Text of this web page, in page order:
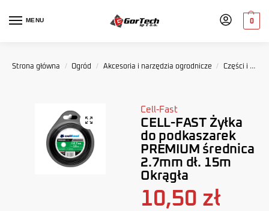
MENU 0
Strona główna / Ogród / Akcesoria i narzędzia ogrodnicze / Części i akcesoria ogrodnicze
Cell-Fast
CELL-FAST Żyłka
do podkaszarek
PREMIUM średnica
2.7mm dł. 15m
Okrągła
10,50 zł